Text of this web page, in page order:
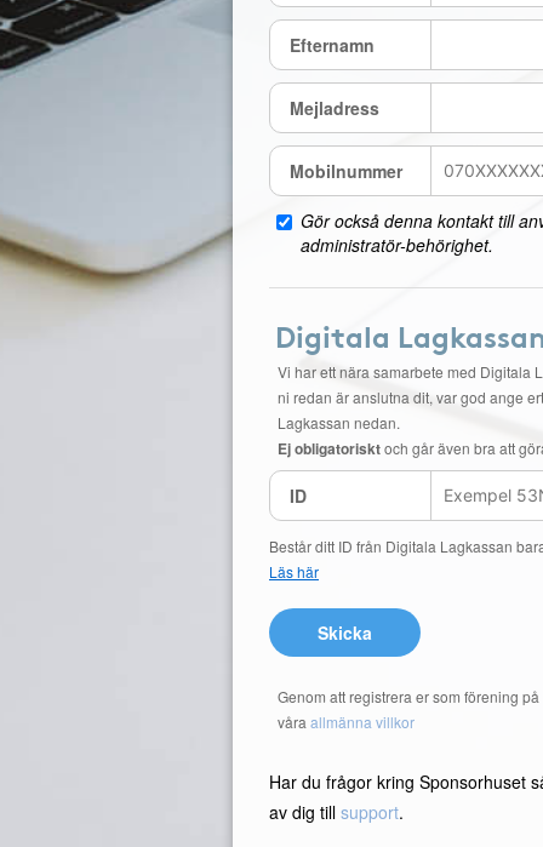
Efternamn
Mejladress
Mobilnummer
Gör också denna kontakt till
administratör-behörighet.
Digitala
Vi har ett nära samarbete med Digitala
ni redan är anslutna dit, var god ange
Lagkassan nedan.
Ej obligatorisktoch går även bra att
ID
Består ditt ID från Digitala Lagkassan
Läs här
Skicka
Genom att registrera er som förening
våra allmänna villkor
Har du frågor kring Sponsorhuset
av dig till support.